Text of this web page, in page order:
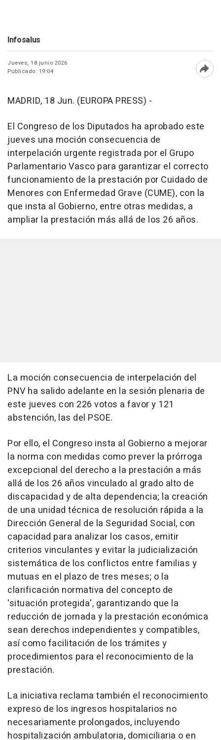
Infosalus
Jueves, 18 junio 2026
Publicado: 19:04
MADRID, 18 Jun. (EUROPA PRESS) -
El Congreso de los Diputados ha aprobado este
jueves una moción consecuencia de
interpelación urgente registrada por el Grupo
Parlamentario Vasco para garantizar el correcto
funcionamiento de la prestación por Cuidado de
Menores con Enfermedad Grave (CUME), con la
que insta al Gobierno, entre otras medidas, a
ampliar la prestación más allá de los 26 años.
La moción consecuencia de interpelación del
PNV ha salido adelante en la sesión plenaria de
este jueves con 226 votos a favor y 121
abstención, las del PSOE.
Por ello, el Congreso insta al Gobierno a mejorar
la norma con medidas como prever la prórroga
excepcional del derecho a la prestación a más
allá de los 26 años vinculado al grado alto de
discapacidad y de alta dependencia; la creación
de una unidad técnica de resolución rápida a la
Dirección General de la Seguridad Social, con
capacidad para analizar los casos, emitir
criterios vinculantes y evitar la judicialización
sistemática de los conflictos entre familias y
mutuas en el plazo de tres meses; o la
clarificación normativa del concepto de
'situación protegida', garantizando que la
reducción de jornada y la prestación económica
sean derechos independientes y compatibles,
así como facilitación de los trámites y
procedimientos para el reconocimiento de la
prestación.
La iniciativa reclama también el reconocimiento
expreso de los ingresos hospitalarios no
necesariamente prolongados, incluyendo
hospitalización ambulatoria, domiciliaria o en